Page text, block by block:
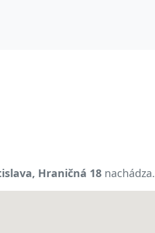
Hraničná 18 nachádza.